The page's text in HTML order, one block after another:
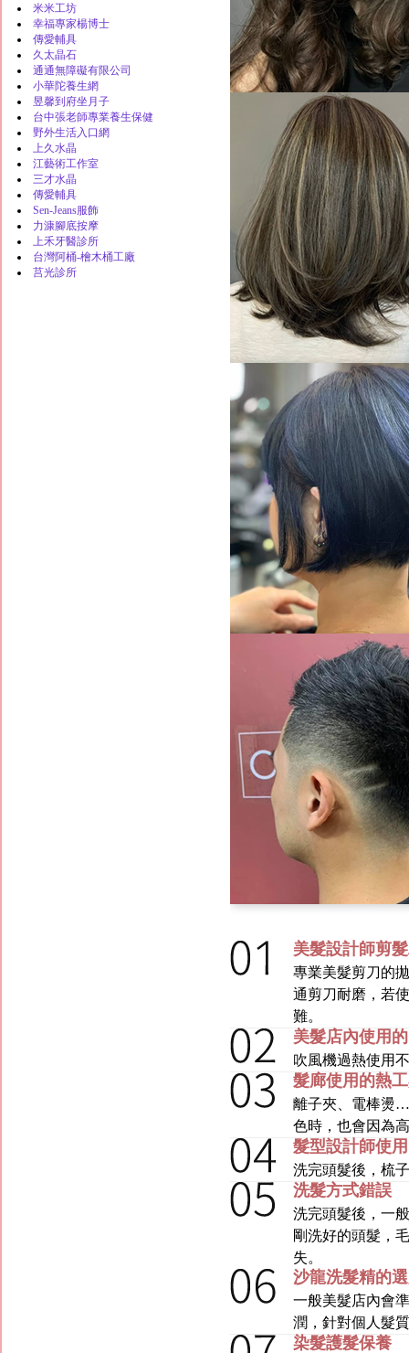
米米工坊
幸福專家楊博士
傳愛輔具
久太晶石
通通無障礙有限公司
小華陀養生網
昱馨到府坐月子
台中張老師專業養生保健
野外生活入口網
上久水晶
江藝術工作室
三才水晶
傳愛輔具
Sen-Jeans服飾
力漮腳底按摩
上禾牙醫診所
台灣阿桶-檜木桶工廠
莒光診所
美髮設計師剪
專業美髮剪刀的
通剪刀耐磨，若
難。
美髮店內使用
吹風機過熱使用
髮廊使用的熱
離子夾、電棒燙
色時，也會因為
髮型設計師使
洗完頭髮後，梳
洗髮方式錯誤
洗完頭髮後，一
剛洗好的頭髮，
失。
沙龍洗髮精的
一般美髮店內會
潤，針對個人髮
染髮護髮保養